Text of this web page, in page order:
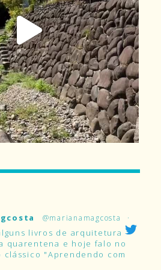
@marianamagcosta ·
livros de arquitetura
quarentena e hoje falo no
clássico "Aprendendo com